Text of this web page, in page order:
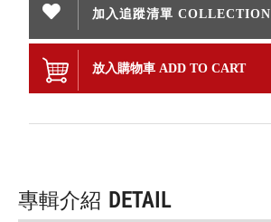
加入追蹤清單 COLLECTION
放入購物車 ADD TO CART
專輯介紹 DETAIL